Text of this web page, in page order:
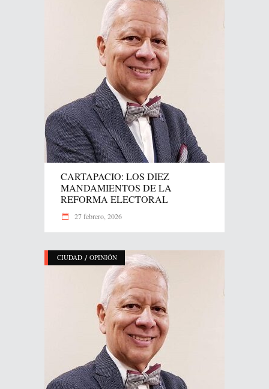
CARTAPACIO: LOS DIEZ
MANDAMIENTOS DE LA
REFORMA ELECTORAL
27 febrero, 2026
CIUDAD / OPINIÓN